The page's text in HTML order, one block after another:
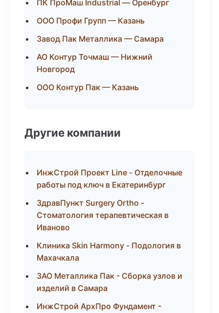
ПК ПроМаш Industrial — Оренбург
ООО Профи Групп — Казань
Завод Пак Металлика — Самара
АО Контур Точмаш — Нижний
Новгород
ООО Контур Пак — Казань
Другие компании
ИнжСтрой Проект Line - Отделочные
работы под ключ в Екатеринбург
ЗдравПункт Surgery Ortho -
Стоматология терапевтическая в
Иваново
Клиника Skin Harmony - Подология в
Махачкала
ЗАО Металлика Пак - Сборка узлов и
изделий в Самара
ИнжСтрой АрхПро Фундамент -